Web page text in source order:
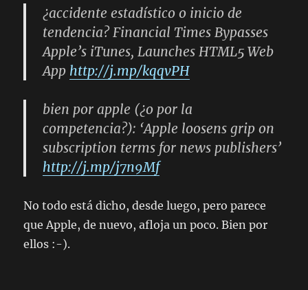
¿accidente estadístico o inicio de
tendencia? Financial Times Bypasses
Apple’s iTunes, Launches HTML5 Web
App http://j.mp/kqqvPH
bien por apple (¿o por la
competencia?): ‘Apple loosens grip on
subscription terms for news publishers’
http://j.mp/j7n9Mf
No todo está dicho, desde luego, pero parece
que Apple, de nuevo, afloja un poco. Bien por
ellos :-).